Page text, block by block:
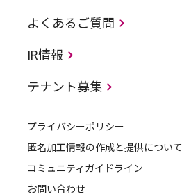
よくあるご質問
IR情報
テナント募集
プライバシーポリシー
匿名加工情報の作成と提供について
コミュニティガイドライン
お問い合わせ